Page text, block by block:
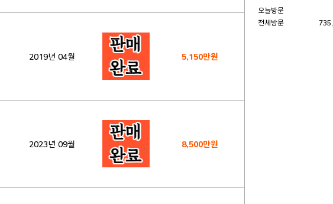
오늘방문
전체방문
2019년 04월 5,150만원
2023년 09월 8,500만원